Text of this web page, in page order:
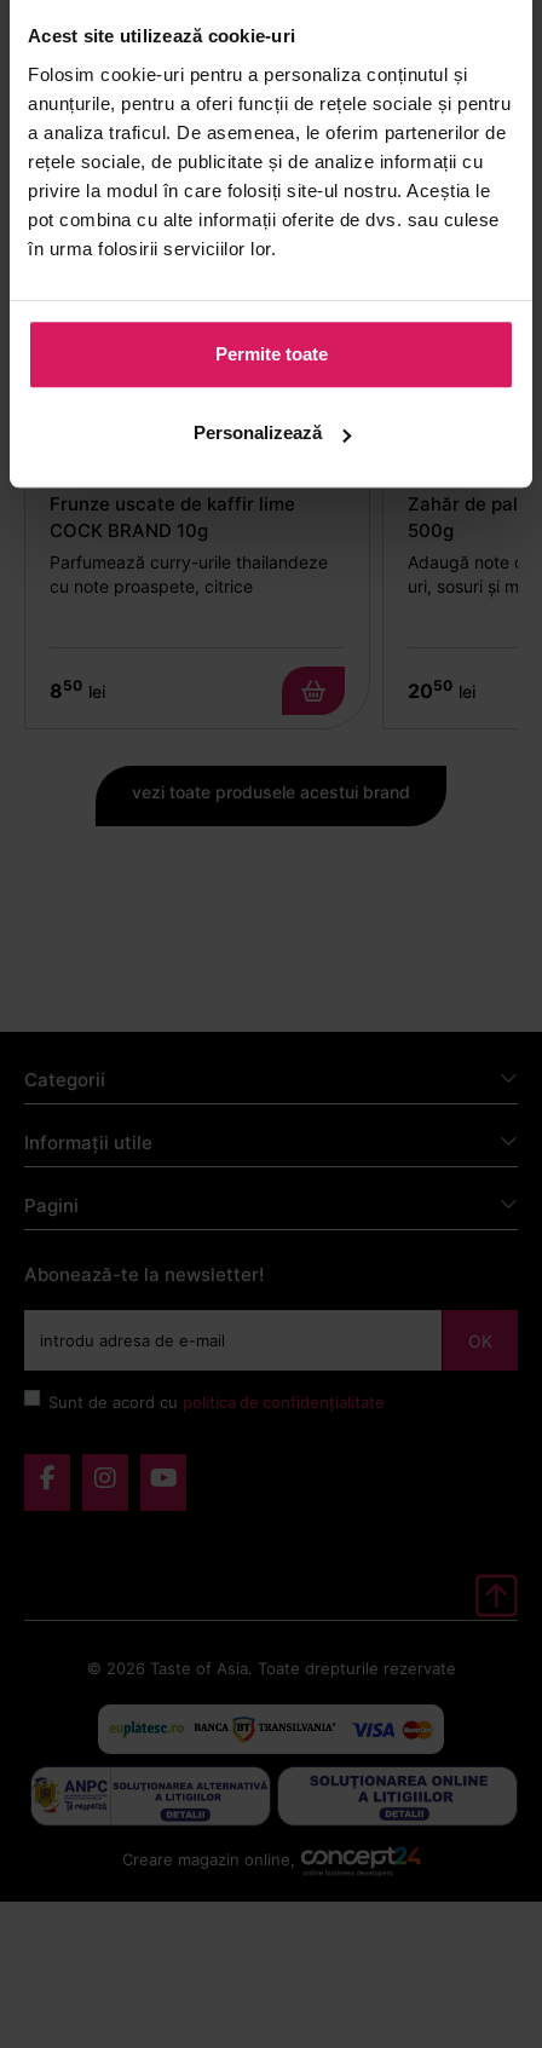
Acest site utilizează cookie-uri
Folosim cookie-uri pentru a personaliza conținutul și
anunțurile, pentru a oferi funcții de rețele sociale și pentru
a analiza traficul. De asemenea, le oferim partenerilor de
rețele sociale, de publicitate și de analize informații cu
privire la modul în care folosiți site-ul nostru. Aceștia le
pot combina cu alte informații oferite de dvs. sau culese
în urma folosirii serviciilor lor.
Permite toate
Personalizează
Frunze uscate de kaffir lime
COCK BRAND 10g
Parfumează curry-urile thailandeze
cu note proaspete, citrice
850 lei
Zahăr de
500g
Adaugă note
uri, sosuri și
2050 lei
vezi toate produsele acestui brand
Categorii
Informații utile
Pagini
Abonează-te la newsletter!
OK
Sunt de acord cu politica de confidențialitate
© 2026 Taste of Asia. Toate drepturile rezervate
Creare magazin online,